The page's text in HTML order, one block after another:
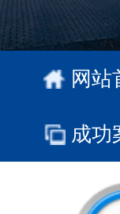
网站
成功